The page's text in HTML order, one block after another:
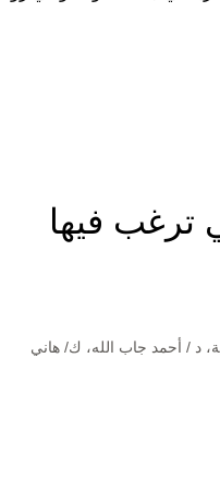
ترغب فيها
د / أحمد جاب الله، ك/ هاني
د/ يوسام لطفي، د/ عبد
حمدي